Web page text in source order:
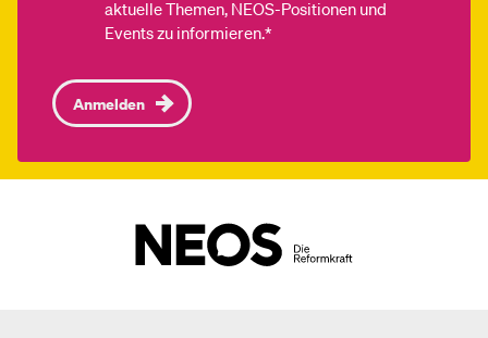
aktuelle Themen, NEOS-Positionen und
Events zu informieren.*
Anmelden